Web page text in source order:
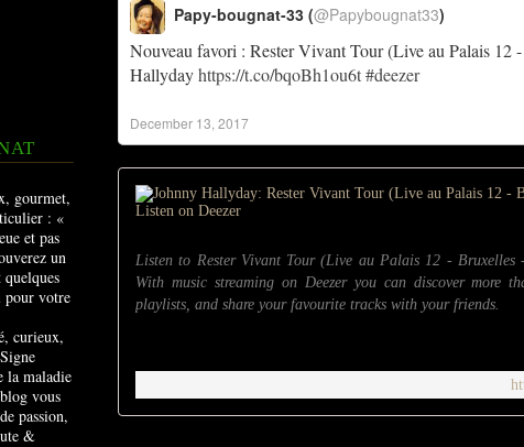
curieux,
la maladie
vous
passion,
&
Nouveau favori : Rester Vivant Tour (Live au Palais 12
Hallydayhttps://t.co/bqoBh1ou6t#deezer
Papy-bougnat-33 (@Papybougnat33)
December 13, 2017
Listen to Rester Vivant Tour (Live au Palais 12 - Bruxelles
With music streaming on Deezer you can discover more
playlists, and share your favourite tracks with your friends.